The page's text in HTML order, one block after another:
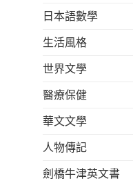
日本語數學
生活風格
世界文學
醫療保健
華文文學
人物傳記
劍橋牛津英文書